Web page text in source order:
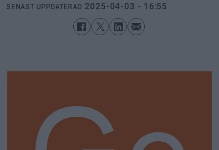
SENAST UPPDATERAD 2025-04-03 - 16:55